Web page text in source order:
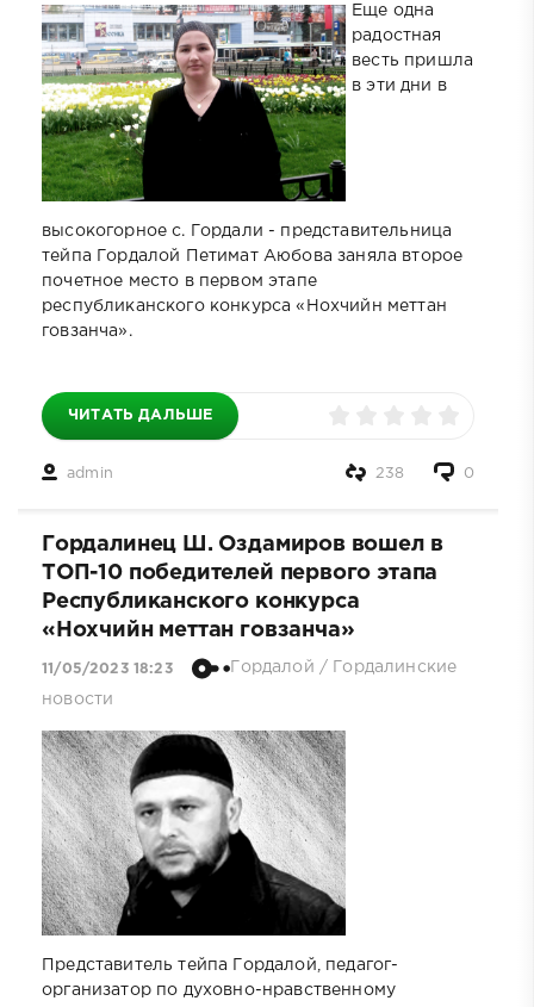
Еще одна
радостная
весть пришла
в эти дни в
высокогорное с. Гордали - представительница
тейпа Гордалой Петимат Аюбова заняла второе
почетное место в первом этапе
республиканского конкурса «Нохчийн меттан
говзанча».
ЧИТАТЬ ДАЛЬШЕ
admin 0
238
Гордалинец Ш. Оздамиров вошел в
ТОП-10 победителей первого этапа
Республиканского конкурса
«Нохчийн меттан говзанча»
11/05/2023 18:23 Гордалой / Гордалинские
новости
Представитель тейпа Гордалой, педагог-
организатор по духовно-нравственному